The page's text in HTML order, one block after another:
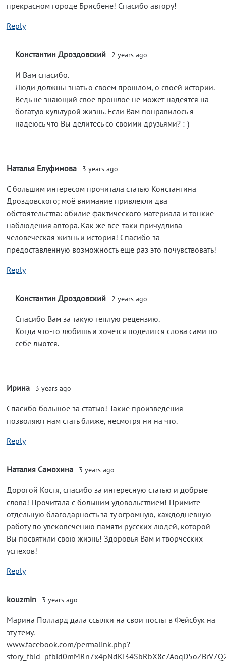
прекрасном городе Брисбене! Спасибо автору!
Reply
Константин Дроздовский 2 years ago
И Вам спасибо.
Люди должны знать о своем прошлом, о своей истории.
Ведь не знающий свое прошлое не может надеятся на
богатую культурой жизнь. Если Вам понравилось я
надеюсь что Вы делитесь со своими друзьями? :-)
Наталья Елуфимова 3 years ago
С большим интересом прочитала статью Константина
Дроздовского; моё внимание привлекли два
обстоятельства: обилие фактического материала и тонкие
наблюдения автора. Как же всё-таки причудлива
человеческая жизнь и история! Спасибо за
предоставленную возможность ещё раз это почувствовать!
Reply
Константин Дроздовский 2 years ago
Спасибо Вам за такую теплую рецензию.
Когда что-то любишь и хочется поделится слова сами по
себе льются.
Ирина 3 years ago
Спасибо большое за статью! Такие произведения
позволяют нам стать ближе, несмотря ни на что.
Reply
Наталия Самохина 3 years ago
Дорогой Костя, спасибо за интересную статью и добрые
слова! Прочитала с большим удовольствием! Примите
отдельную благодарность за ту огромную, каждодневную
работу по увековечению памяти русских людей, которой
Вы посвятили свою жизнь! Здоровья Вам и творческих
успехов!
Reply
kouzmin 3 years ago
Марина Поллард дала ссылки на свои посты в Фейсбук на
эту тему.
www.facebook.com/permalink.php?